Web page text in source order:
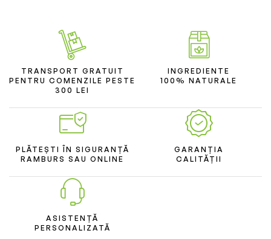
TRANSPORT GRATUIT
PENTRU COMENZILE PESTE
300 LEI
INGREDIENTE
100% NATURALE
PLĂTEȘTI ÎN SIGURANȚĂ
RAMBURS SAU ONLINE
GARANȚIA
CALITĂȚII
ASISTENȚĂ
PERSONALIZATĂ